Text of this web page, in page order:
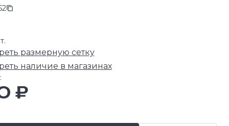
размерную сетку
наличие в магазинах
₽